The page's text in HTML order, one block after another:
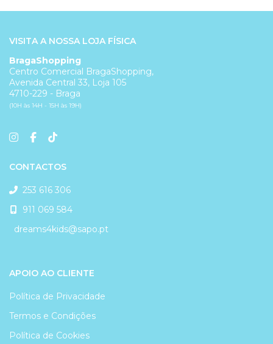
VISITA A NOSSA LOJA FÍSICA
BragaShopping
Centro Comercial BragaShopping,
Avenida Central 33, Loja 105
4710-229 - Braga
(10H às 14H - 15H às 19H)
CONTACTOS
253 616 306
911 069 584
dreams4kids@sapo.pt
APOIO AO CLIENTE
Política de Privacidade
Termos e Condições
Política de Cookies